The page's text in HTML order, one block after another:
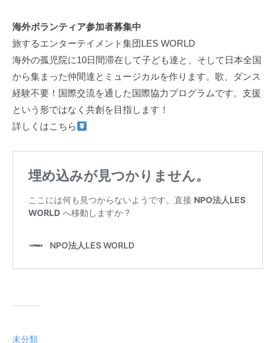
海外ボランティア参加者募集中
旅するエンターテイメント集団LES WORLD
海外の孤児院に10日間滞在して子ども達と、そして日本全国
から集まった仲間達とミュージカルを作ります。歌、ダンス
経験不要！国際交流を通した国際協力プログラムです。支援
という形ではなく共創を目指します！
詳しくはこちら
未分類